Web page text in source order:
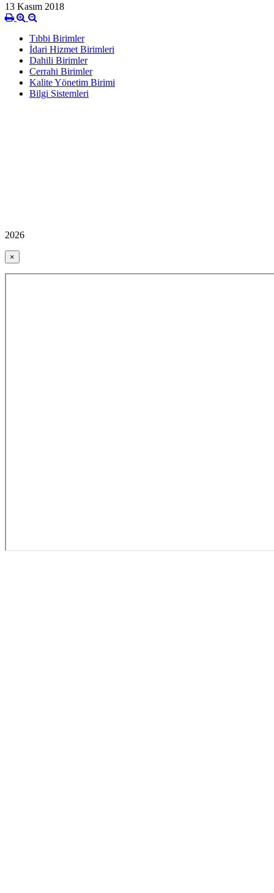
13 Kasım 2018
Tıbbi Birimler
İdari Hizmet Birimleri
Dahili Birimler
Cerrahi Birimler
Kalite Yönetim Birimi
Bilgi Sistemleri
2026
×